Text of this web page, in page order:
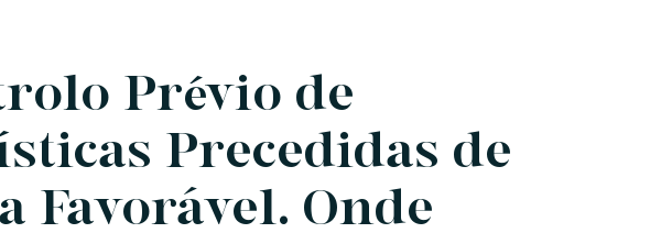
Prévio de
Precedidas de
Favorável. Onde